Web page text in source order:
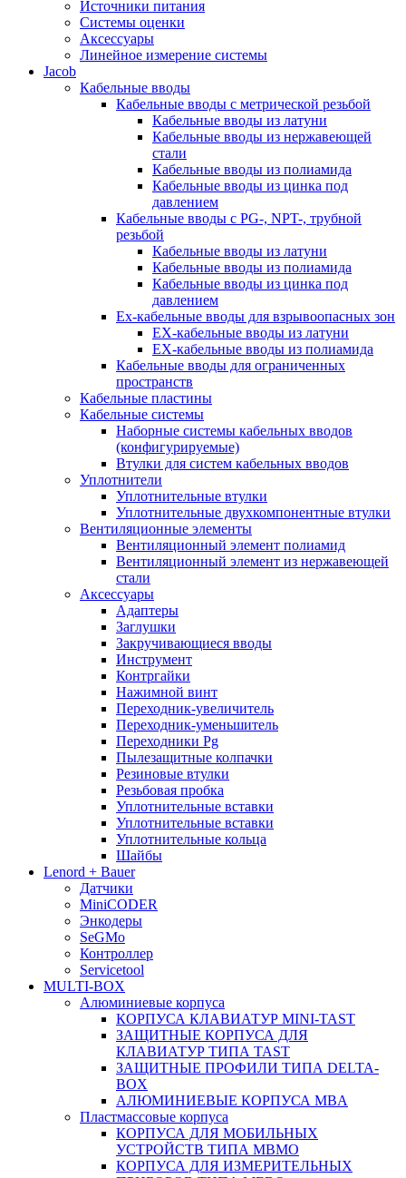
Источники питания
Системы оценки
Аксессуары
Линейное измерение системы
Jacob
Кабельные вводы
Кабельные вводы c метрической резьбой
Кабельные вводы из латуни
Кабельные вводы из нержавеющей
стали
Кабельные вводы из полиамида
Кабельные вводы из цинка под
давлением
Кабельные вводы c PG-, NPT-, трубной
резьбой
Кабельные вводы из латуни
Кабельные вводы из полиамида
Кабельные вводы из цинка под
давлением
Ex-кабельные вводы для взрывоопасных зон
EX-кабельные вводы из латуни
EX-кабельные вводы из полиамида
Кабельные вводы для ограниченных
пространств
Кабельные пластины
Кабельные системы
Наборные системы кабельных вводов
(конфигурируемые)
Втулки для систем кабельных вводов
Уплотнители
Уплотнительные втулки
Уплотнительные двухкомпонентные втулки
Вентиляционные элементы
Вентиляционный элемент полиамид
Вентиляционный элемент из нержавеющей
стали
Аксессуары
Адаптеры
Заглушки
Закручивающиеся вводы
Инструмент
Контргайки
Нажимной винт
Переходник-увеличитель
Переходник-уменьшитель
Переходники Pg
Пылезащитные колпачки
Резиновые втулки
Резьбовая пробка
Уплотнительные вставки
Уплотнительные вставки
Уплотнительные кольца
Шайбы
Lenord + Bauer
Датчики
MiniCODER
Энкодеры
SeGMo
Контроллер
Servicetool
MULTI-BOX
Алюминиевые корпуса
КОРПУСА КЛАВИАТУР MINI-TAST
ЗАЩИТНЫЕ КОРПУСА ДЛЯ
КЛАВИАТУР ТИПА TAST
ЗАЩИТНЫЕ ПРОФИЛИ ТИПА DELTA-
BOX
АЛЮМИНИЕВЫЕ КОРПУСА MBA
Пластмассовые корпуса
КОРПУСА ДЛЯ МОБИЛЬНЫХ
УСТРОЙСТВ ТИПА MBMO
КОРПУСА ДЛЯ ИЗМЕРИТЕЛЬНЫХ